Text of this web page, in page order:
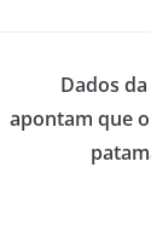
Dados
apontam que